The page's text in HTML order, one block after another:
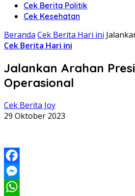
Cek Berita Politik
Cek Kesehatan
Beranda Cek Berita Hari ini
Cek Berita Hari ini
Jalankan Arahan
Operasional
Cek Berita Joy
29 Oktober 2023
Facebook
Messenger